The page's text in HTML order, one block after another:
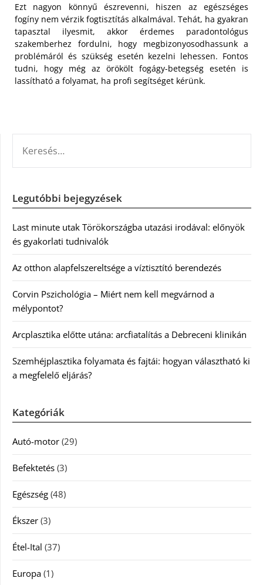
Ezt nagyon könnyű észrevenni, hiszen az egészséges
fogíny nem vérzik fogtisztítás alkalmával. Tehát, ha gyakran
tapasztal ilyesmit, akkor érdemes paradontológus
szakemberhez fordulni, hogy megbizonyosodhassunk a
problémáról és szükség esetén kezelni lehessen. Fontos
tudni, hogy még az örökölt fogágy-betegség esetén is
lassítható a folyamat, ha profi segítséget kérünk.
Legutóbbi bejegyzések
Last minute utak Törökországba utazási irodával: előnyök
és gyakorlati tudnivalók
Az otthon alapfelszereltsége a víztisztító berendezés
Corvin Pszichológia – Miért nem kell megvárnod a
mélypontot?
Arcplasztika előtte utána: arcfiatalítás a Debreceni klinikán
Szemhéjplasztika folyamata és fajtái: hogyan választható ki
a megfelelő eljárás?
Kategóriák
Autó-motor (29)
Befektetés (3)
Egészség (48)
Ékszer (3)
Étel-Ital (37)
Europa (1)